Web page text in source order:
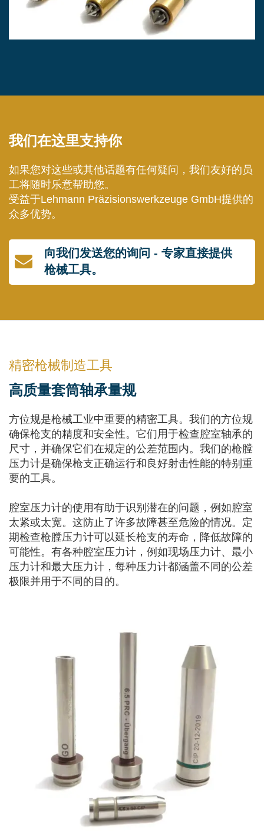
我们在这里支持你
如果您对这些或其他话题有任何疑问，我们友好的员
工将随时乐意帮助您。
受益于Lehmann Präzisionswerkzeuge GmbH提供的
众多优势。
向我们发送您的询问 - 专家直接提供
枪械工具。
精密枪械制造工具
高质量套筒轴承量规
方位规是枪械工业中重要的精密工具。我们的方位规
确保枪支的精度和安全性。它们用于检查腔室轴承的
尺寸，并确保它们在规定的公差范围内。我们的枪膛
压力计是确保枪支正确运行和良好射击性能的特别重
要的工具。
腔室压力计的使用有助于识别潜在的问题，例如腔室
太紧或太宽。这防止了许多故障甚至危险的情况。定
期检查枪膛压力计可以延长枪支的寿命，降低故障的
可能性。有各种腔室压力计，例如现场压力计、最小
压力计和最大压力计，每种压力计都涵盖不同的公差
极限并用于不同的目的。